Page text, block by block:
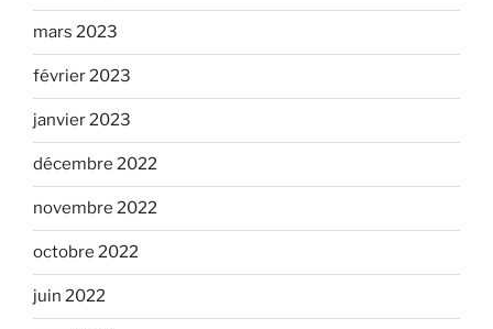
mars 2023
février 2023
janvier 2023
décembre 2022
novembre 2022
octobre 2022
juin 2022